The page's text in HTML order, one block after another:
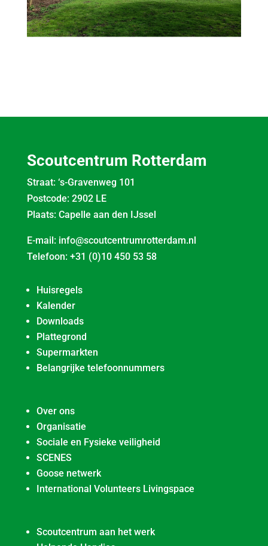
Scoutcentrum Rotterdam
Straat: ‘s-Gravenweg 101
Postcode: 2902 LE
Plaats: Capelle aan den IJssel
E-mail: info@scoutcentrumrotterdam.nl
Telefoon: +31 (0)10 450 53 58
Huisregels
Kalender
Downloads
Plattegrond
Supermarkten
Belangrijke telefoonnummers
Over ons
Organisatie
Sociale en Fysieke veiligheid
SCENES
Goose netwerk
International Volunteers Livingspace
Scoutcentrum aan het werk